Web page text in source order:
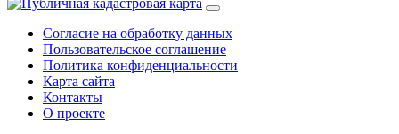
Согласие на обработку данных
Пользовательское соглашение
Политика конфиденциальности
Карта сайта
Контакты
О проекте